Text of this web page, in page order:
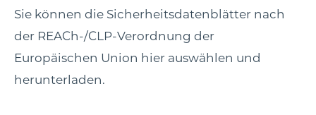
Sie können die Sicherheitsdatenblätter nach
der REACh-/CLP-Verordnung der
Europäischen Union hier auswählen und
herunterladen.